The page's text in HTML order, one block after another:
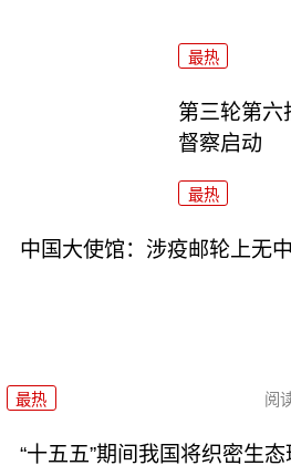
最热
第三轮第六
督察启动
最热
中国大使馆：涉疫邮轮上无
最热 阅
“十五五”期间我国将织密生